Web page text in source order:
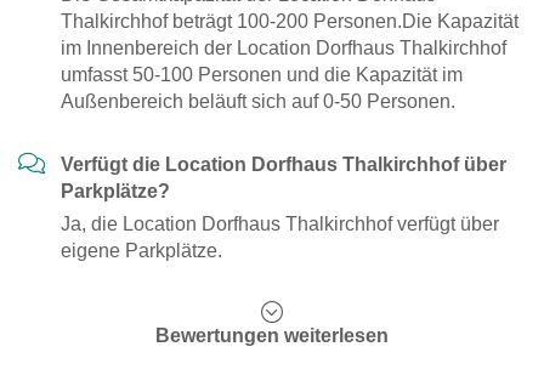
Thalkirchhof beträgt 100-200 Personen.Die Kapazität
im Innenbereich der Location Dorfhaus Thalkirchhof
umfasst 50-100 Personen und die Kapazität im
Außenbereich beläuft sich auf 0-50 Personen.
Verfügt die Location Dorfhaus Thalkirchhof über
Parkplätze?
Ja, die Location Dorfhaus Thalkirchhof verfügt über
eigene Parkplätze.
Bewertungen weiterlesen